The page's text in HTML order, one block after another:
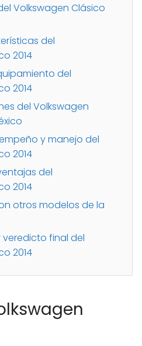
Volkswagen Clásico
del
2014
del
2014
del Volkswagen
y manejo del
2014
del
2014
otros modelos de la
final del
2014